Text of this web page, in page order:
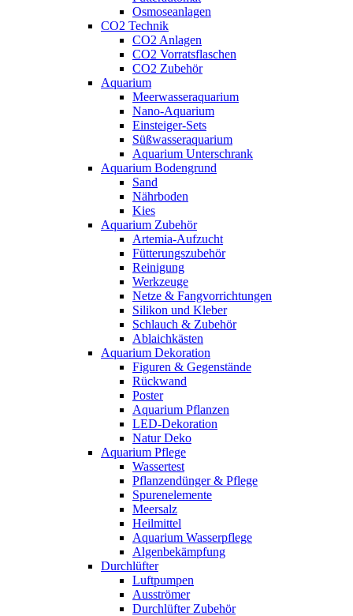
Osmoseanlagen
CO2 Technik
CO2 Anlagen
CO2 Vorratsflaschen
CO2 Zubehör
Aquarium
Meerwasseraquarium
Nano-Aquarium
Einsteiger-Sets
Süßwasseraquarium
Aquarium Unterschrank
Aquarium Bodengrund
Sand
Nährboden
Kies
Aquarium Zubehör
Artemia-Aufzucht
Fütterungszubehör
Reinigung
Werkzeuge
Netze & Fangvorrichtungen
Silikon und Kleber
Schlauch & Zubehör
Ablaichkästen
Aquarium Dekoration
Figuren & Gegenstände
Rückwand
Poster
Aquarium Pflanzen
LED-Dekoration
Natur Deko
Aquarium Pflege
Wassertest
Pflanzendünger & Pflege
Spurenelemente
Meersalz
Heilmittel
Aquarium Wasserpflege
Algenbekämpfung
Durchlüfter
Luftpumpen
Ausströmer
Durchlüfter Zubehör